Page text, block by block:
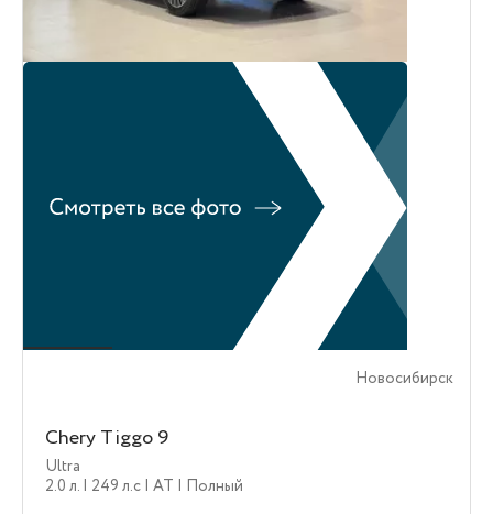
Новосибирск
Chery Tiggo 9
Ultra
2.0 л. | 249 л.c | AT | Полный